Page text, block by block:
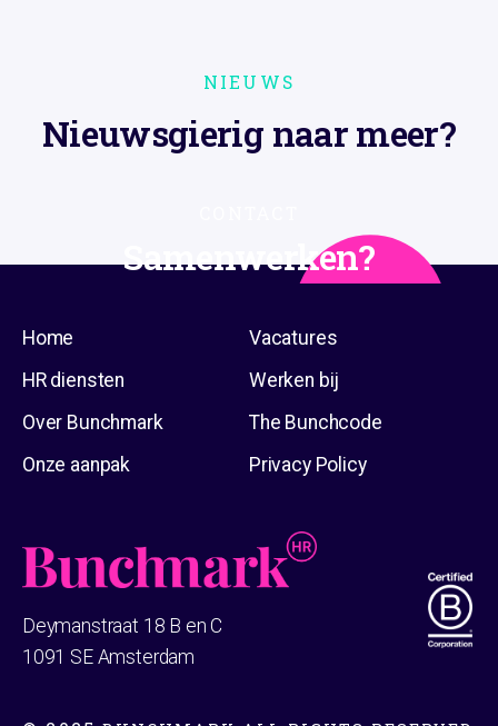
NIEUWS
Nieuwsgierig naar meer?
Samenwerken?
Deymanstraat 18 B en C
1091 SE Amsterdam
Home
HR diensten
Over Bunchmark
Onze aanpak
Vacatures
Werken bij
The Bunchcode
Privacy Policy